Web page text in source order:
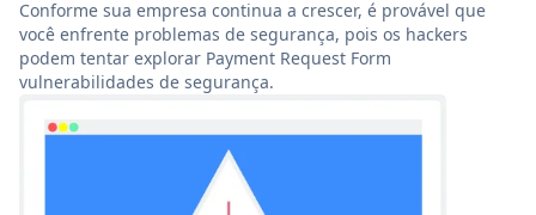
Conforme sua empresa continua a crescer, é provável que
você enfrente problemas de segurança, pois os hackers
podem tentar explorar Payment Request Form
vulnerabilidades de segurança.